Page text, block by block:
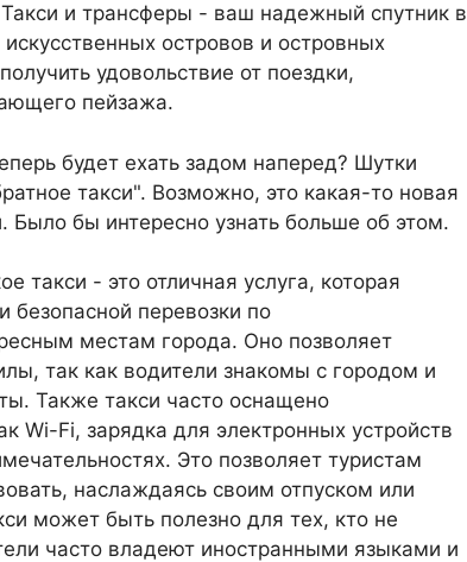
и трансферы - ваш надежный спутник в
островов и островных
удовольствие от поездки,
пейзажа.
будет ехать задом наперед? Шутки
такси". Возможно, это какая-то новая
Было бы интересно узнать больше об этом.
такси - это отличная услуга, которая
безопасной перевозки по
местам города. Оно позволяет
так как водители знакомы с городом и
Также такси часто оснащено
Wi-Fi, зарядка для электронных устройств
Это позволяет туристам
наслаждаясь своим отпуском или
может быть полезно для тех, кто не
часто владеют иностранными языками и